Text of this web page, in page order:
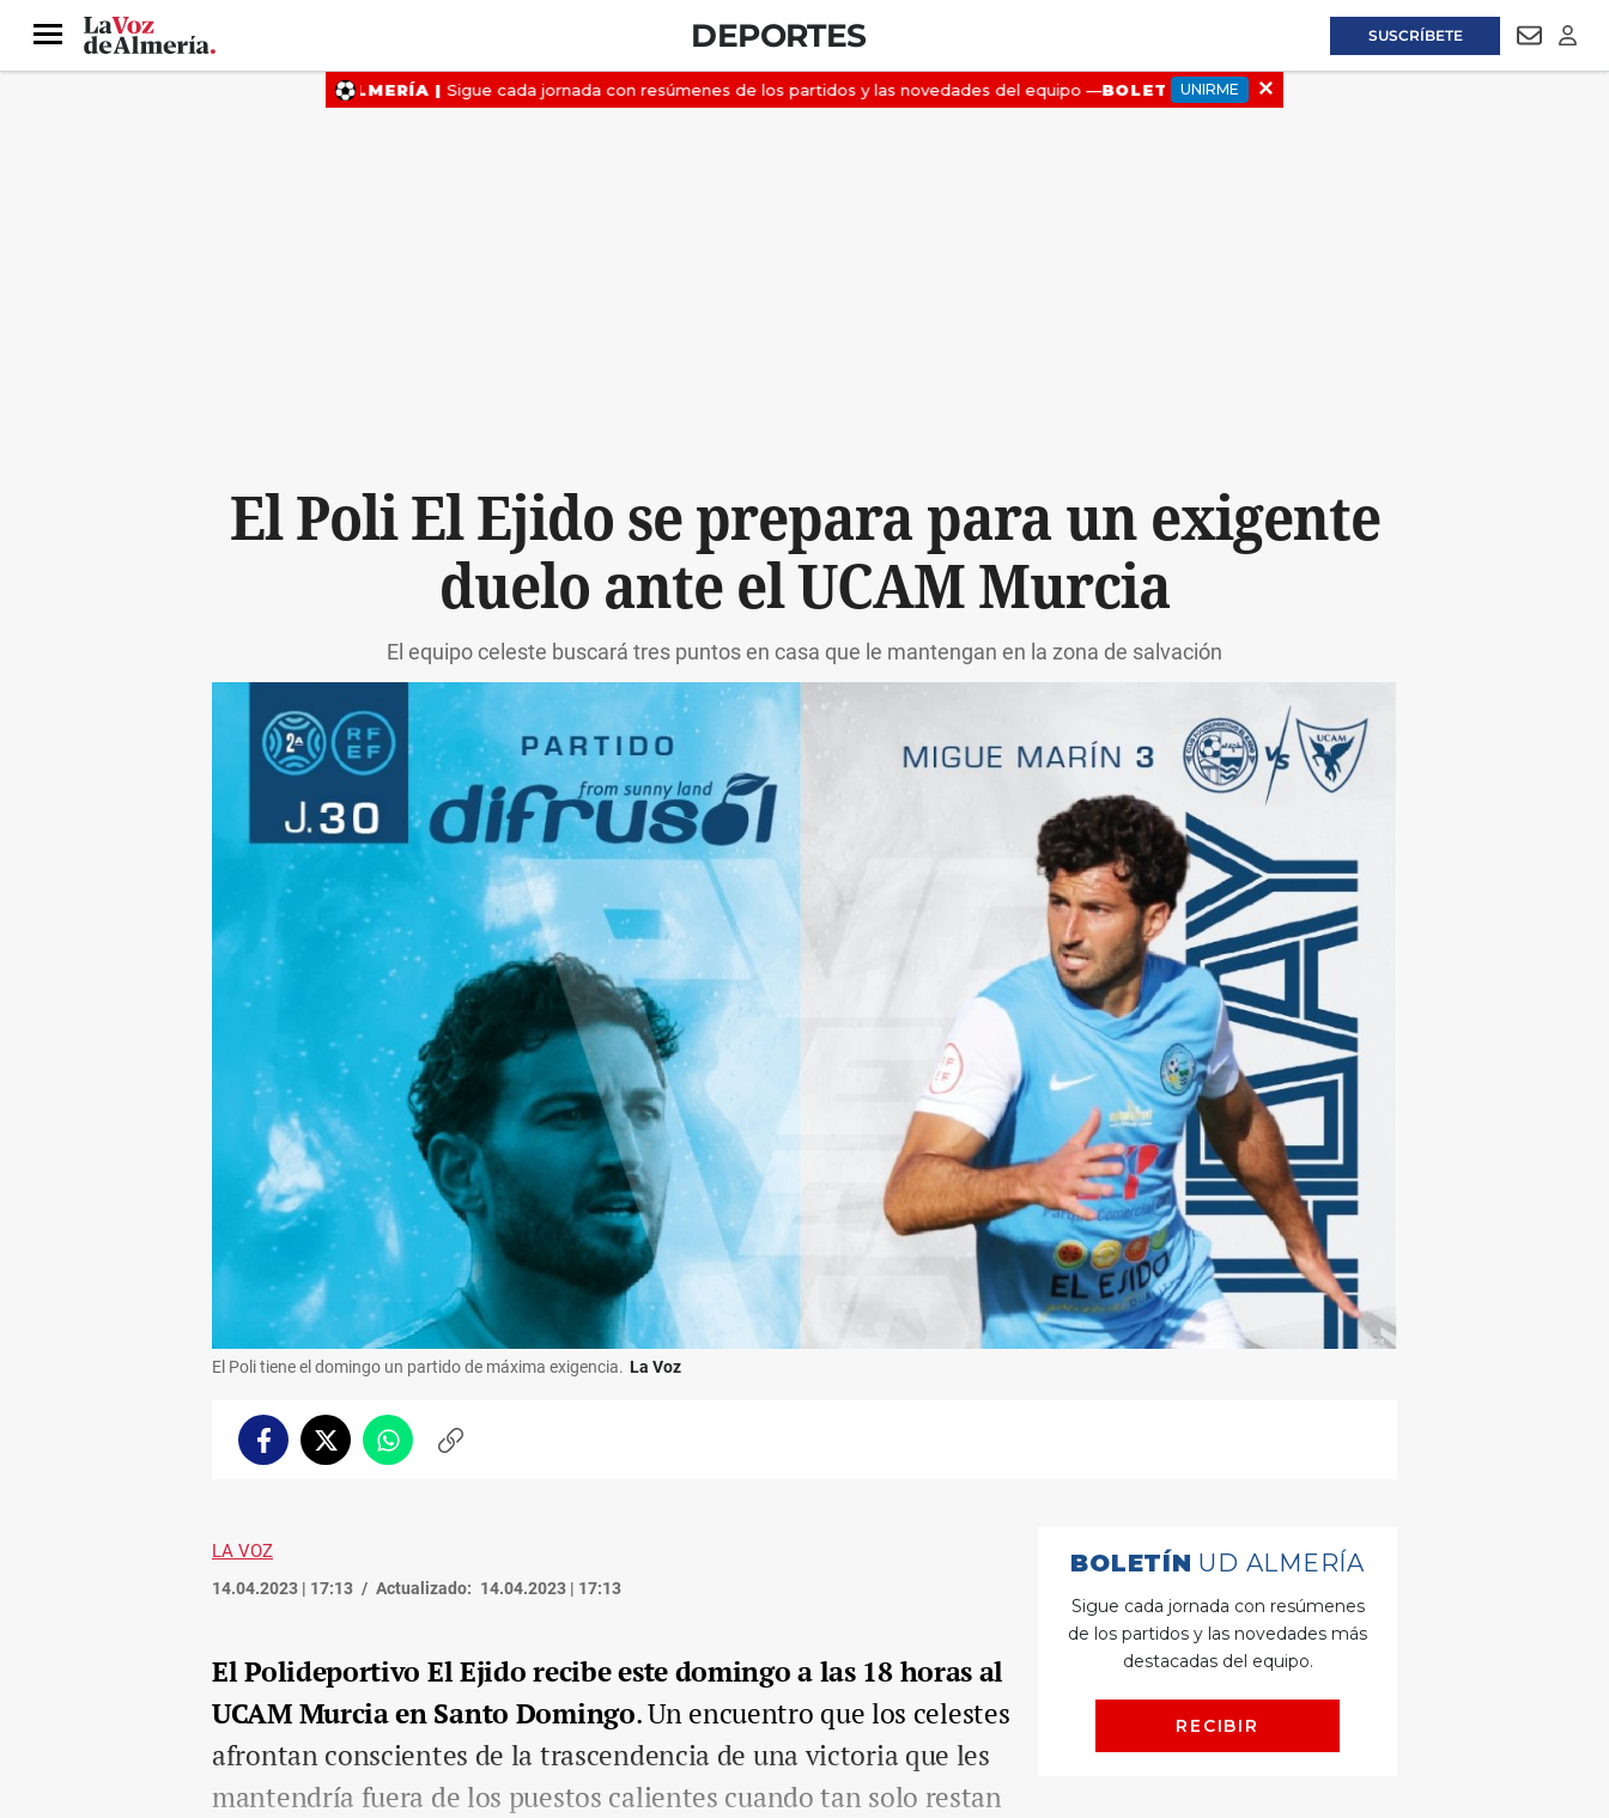
SUSCRÍBETE
Menú DEPORTES
El Poli El Ejido se prepara para un exigente
duelo ante el UCAM Murcia
El equipo celeste buscará tres puntos en casa que le mantengan en la zona de salvación
El Poli tiene el domingo un partido de máxima exigencia. La Voz
FacebookTwitterWhatsappCopiar
LA VOZ
14.04.2023 | 17:13 Actualizado: 14.04.2023 | 17:13
El Polideportivo El Ejido recibe este domingo a las 18 horas al
UCAM Murcia en Santo Domingo. Un encuentro que los celestes
afrontan conscientes de la trascendencia de una victoria que les
mantendría fuera de los puestos calientes cuando tan solo restan